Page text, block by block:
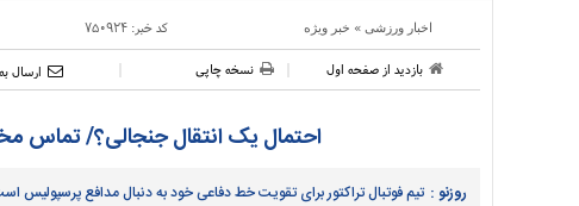
اخبار ورزشی » خبر ویژه کد خبر:۷۵۰۹۲۴
بازدید از صفحه اول نسخه چاپی ارسال
احتمال یک انتقال جنجالی؟/ تماس
روزنو : تیم فوتبال تراکتور برای تقویت خط دفاعی خود به دنبال مدافع پرسپولیس